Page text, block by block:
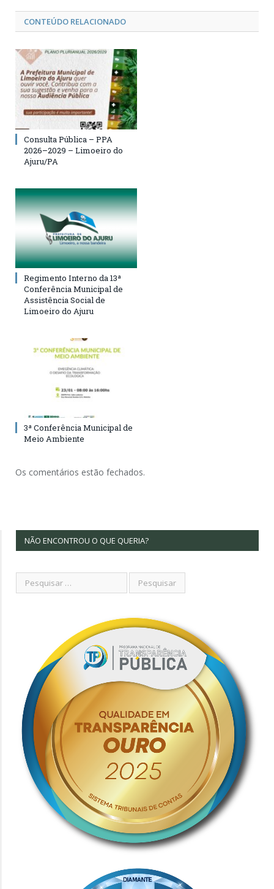
CONTEÚDO RELACIONADO
Consulta Pública – PPA
2026–2029 – Limoeiro do
Ajuru/PA
Regimento Interno da 13ª
Conferência Municipal de
Assistência Social de
Limoeiro do Ajuru
3ª Conferência Municipal de
Meio Ambiente
Os comentários estão fechados.
NÃO ENCONTROU O QUE QUERIA?